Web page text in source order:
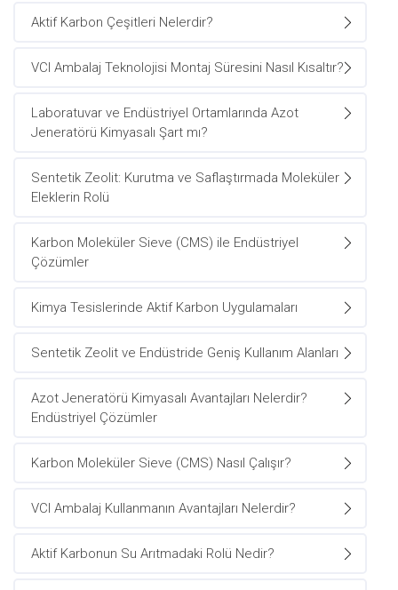
Aktif Karbon Çeşitleri Nelerdir?
VCI Ambalaj Teknolojisi Montaj Süresini Nasıl Kısaltır?
Laboratuvar ve Endüstriyel Ortamlarında Azot
Jeneratörü Kimyasalı Şart mı?
Sentetik Zeolit: Kurutma ve Saflaştırmada Moleküler
Eleklerin Rolü
Karbon Moleküler Sieve (CMS) ile Endüstriyel
Çözümler
Kimya Tesislerinde Aktif Karbon Uygulamaları
Sentetik Zeolit ve Endüstride Geniş Kullanım Alanları
Azot Jeneratörü Kimyasalı Avantajları Nelerdir?
Endüstriyel Çözümler
Karbon Moleküler Sieve (CMS) Nasıl Çalışır?
VCI Ambalaj Kullanmanın Avantajları Nelerdir?
Aktif Karbonun Su Arıtmadaki Rolü Nedir?